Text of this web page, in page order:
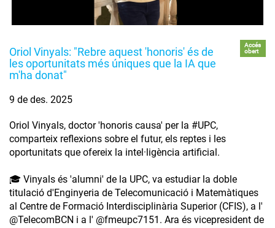
Oriol Vinyals: "Rebre aquest 'honoris' és de
les oportunitats més úniques que la IA que
m'ha donat"
Accés
obert
9 de des. 2025
Oriol Vinyals, doctor 'honoris causa' per la #UPC,
comparteix reflexions sobre el futur, els reptes i les
oportunitats que ofereix la intel·ligència artificial.
🎓 Vinyals és 'alumni' de la UPC, va estudiar la doble
titulació d'Enginyeria de Telecomunicació i Matemàtiques
al Centre de Formació Interdisciplinària Superior (CFIS), a l'
‪@TelecomBCN‬ i a l' ‪@fmeupc7151‬. Ara és vicepresident de